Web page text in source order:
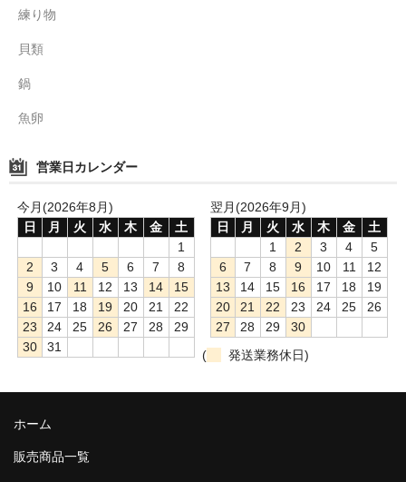
練り物
貝類
鍋
魚卵
営業日カレンダー
今月(2026年8月)
日
月 火 水 木 金
土
1
2
3 4 5 6 7
8
9
10 11 12 13 14
15
16
17 18 19 20 21
22
23
24 25 26 27 28
29
30
31
翌月(2026年9月)
日
月 火 水 木 金
土
1
2 3 4
5
6
7 8 9 10 11
12
13
14 15 16 17 18
19
20
21 22 23 24 25
26
27
28 29
30
(
発送業務休日)
ホーム
販売商品一覧